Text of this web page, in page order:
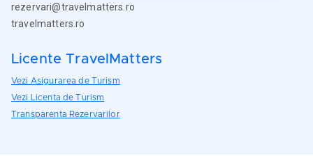
rezervari@travelmatters.ro
travelmatters.ro
Licente TravelMatters
Vezi Asigurarea de Turism
Vezi Licenta de Turism
Transparenta Rezervarilor